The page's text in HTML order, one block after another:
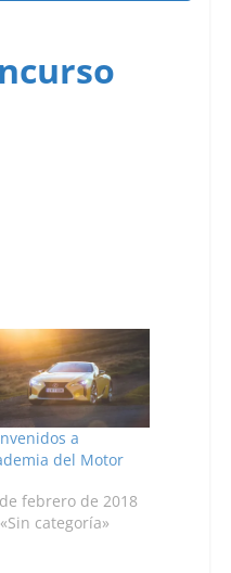
a
del Motor
febrero de 2018
categoría»